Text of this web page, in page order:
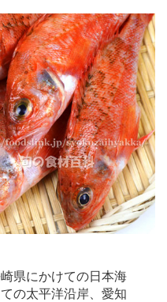
県にかけての日本海
の太平洋沿岸、愛知